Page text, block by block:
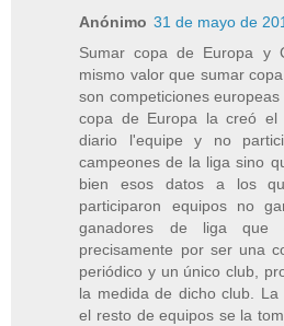
Anónimo 31 de mayo de
Sumar copa de Europa y
mismo valor que sumar
son competiciones
copa de Europa la creó
diario l'equipe y no
campeones de la liga sino
bien esos datos a los
participaron equipos no
ganadores de liga que
precisamente por ser una
periódico y un único club,
la medida de dicho club.
el resto de equipos se la